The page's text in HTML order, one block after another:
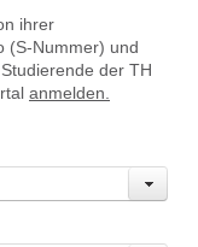
ihrer
(S-Nummer) und
der TH
anmelden.